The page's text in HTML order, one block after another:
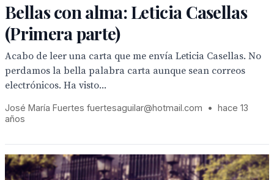
Bellas con alma: Leticia Casellas
(Primera parte)
Acabo de leer una carta que me envía Leticia Casellas. No
perdamos la bella palabra carta aunque sean correos
electrónicos. Ha visto...
José María Fuertes fuertesaguilar@hotmail.com • hace 13
años